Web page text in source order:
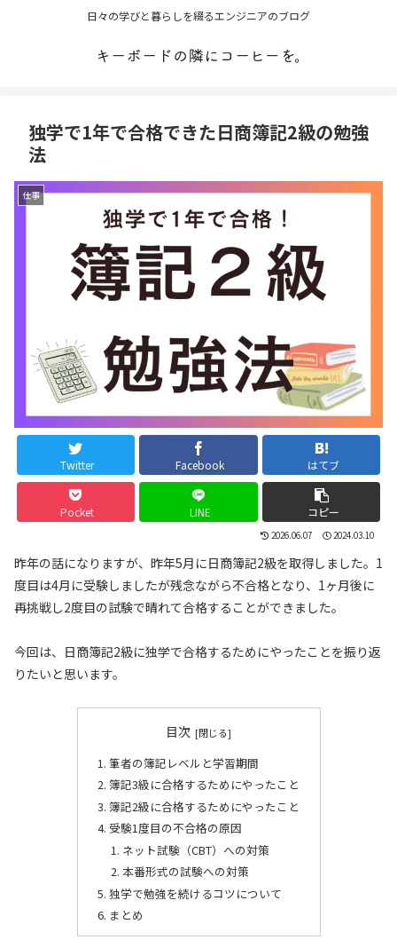
日々の学びと暮らしを綴るエンジニアのブログ
独学で1年で合格できた日商簿記2級の勉強
法
仕事
Twitter Facebook はてブ
Pocket LINE コピー
2026.06.07 2024.03.10
昨年の話になりますが、昨年5月に日商簿記2級を取得しました。1
度目は4月に受験しましたが残念ながら不合格となり、1ヶ月後に
再挑戦し2度目の試験で晴れて合格することができました。
今回は、日商簿記2級に独学で合格するためにやったことを振り返
りたいと思います。
目次
筆者の簿記レベルと学習期間
簿記3級に合格するためにやったこと
簿記2級に合格するためにやったこと
受験1度目の不合格の原因
ネット試験（CBT）への対策
本番形式の試験への対策
独学で勉強を続けるコツについて
まとめ